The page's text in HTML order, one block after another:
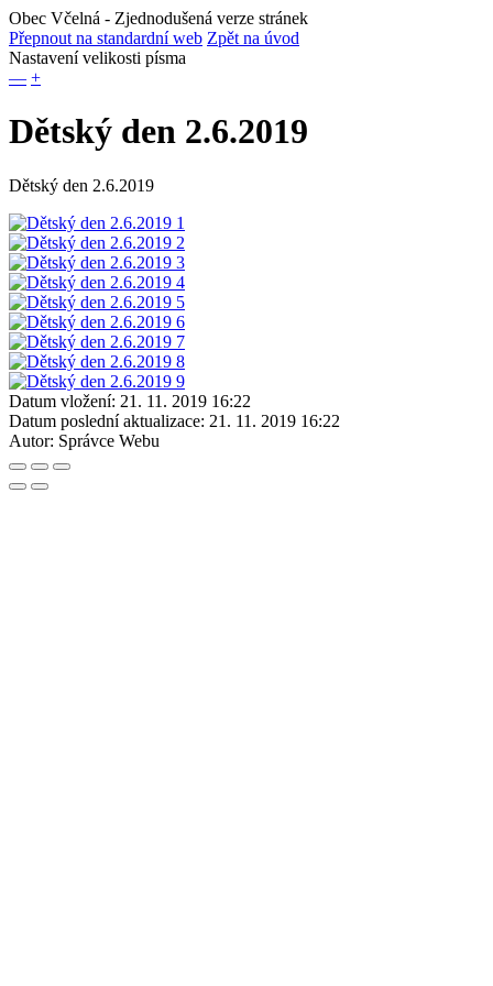
Obec Včelná - Zjednodušená verze stránek
Přepnout na standardní web Zpět na úvod
Nastavení velikosti písma
— +
Dětský den 2.6.2019
Dětský den 2.6.2019
Datum vložení: 21. 11. 2019 16:22
Datum poslední aktualizace: 21. 11. 2019 16:22
Autor: Správce Webu